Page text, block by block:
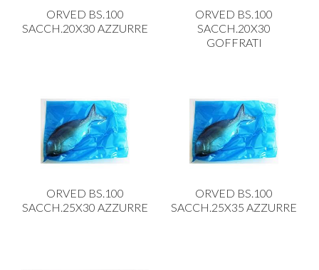
PASTICCERIA
PICCOLI ELETTRODOMESTICI
PLASTICA IN CUCINA
PULIZIA E IGIENE
ORVED BS.100
SACCH.20X30 AZZURRE
ORVED BS.100
SACCH.20X30
GOFFRATI
ORVED BS.100
SACCH.25X30 AZZURRE
ORVED BS.100
SACCH.25X35 AZZURRE